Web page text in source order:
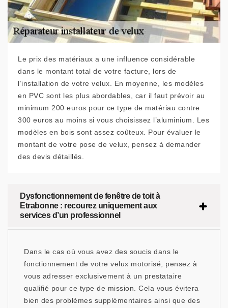
Le prix des matériaux a une influence considérable
dans le montant total de votre facture, lors de
l’installation de votre velux. En moyenne, les modèles
en PVC sont les plus abordables, car il faut prévoir au
minimum 200 euros pour ce type de matériau contre
300 euros au moins si vous choisissez l’aluminium. Les
modèles en bois sont assez coûteux. Pour évaluer le
montant de votre pose de velux, pensez à demander
des devis détaillés.
Dysfonctionnement de fenêtre de toit à
Etrabonne : recourez uniquement aux
services d’un professionnel
Dans le cas où vous avez des soucis dans le
fonctionnement de votre velux motorisé, pensez à
vous adresser exclusivement à un prestataire
qualifié pour ce type de mission. Cela vous évitera
bien des problèmes supplémentaires ainsi que des